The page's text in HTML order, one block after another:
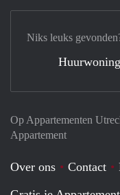
Op Appartementen
Appartement
Over ons Contact
Niks leuks